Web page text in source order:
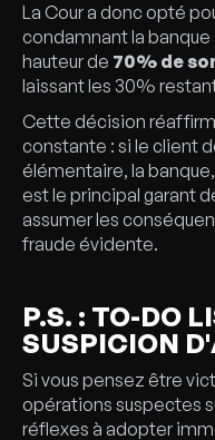
La Cour a donc opté
condamnant la
hauteur de 70% de
laissant les 30%
Cette décision
constante : si le client
élémentaire, la
est le principal garant
assumer les
fraude évidente.
P.S. : TO-DO
SUSPICION
Si vous pensez être
opérations suspectes
réflexes à adopter